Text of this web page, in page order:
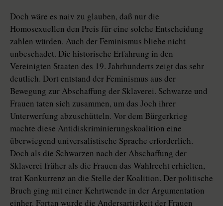
Doch wäre es naiv zu glauben, daß nur die
Homosexuellen den Preis für eine solche Entscheidung
zahlen würden. Auch der Feminismus bliebe nicht
unbeschadet. Die historische Erfahrung in den
Vereinigten Staaten des 19. Jahrhunderts zeigt das sehr
deutlich. Dort entstand der Feminismus aus der
Bewegung zur Abschaffung der Sklaverei. Schwarze und
Frauen taten sich zusammen, um das Joch ihrer
Unterwerfung abzuschütteln. Vor dem Bürgerkrieg
machte diese Antidiskriminierungskoalition eine
überwiegend universalistische Sprache erforderlich.
Doch als die Schwarzen nach der Abschaffung der
Sklaverei früher als die Frauen das Wahlrecht erhielten,
trat Konkurrenz an die Stelle der Koalition. Der politische
Bruch ging mit einer Kehrtwende in der Argumentation
einher. Fortan wurde die Andersartigkeit der Frauen